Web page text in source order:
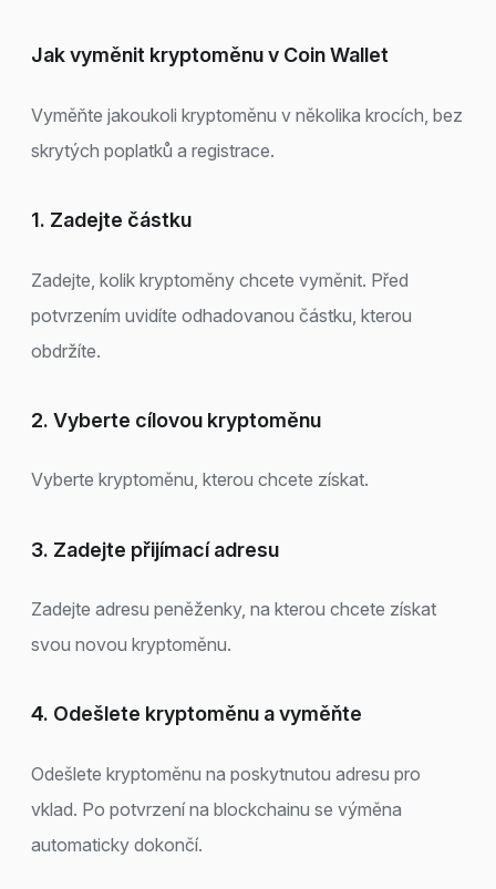
Jak vyměnit kryptoměnu v Coin Wallet
Vyměňte jakoukoli kryptoměnu v několika krocích, bez
skrytých poplatků a registrace.
1. Zadejte částku
Zadejte, kolik kryptoměny chcete vyměnit. Před
potvrzením uvidíte odhadovanou částku, kterou
obdržíte.
2. Vyberte cílovou kryptoměnu
Vyberte kryptoměnu, kterou chcete získat.
3. Zadejte přijímací adresu
Zadejte adresu peněženky, na kterou chcete získat
svou novou kryptoměnu.
4. Odešlete kryptoměnu a vyměňte
Odešlete kryptoměnu na poskytnutou adresu pro
vklad. Po potvrzení na blockchainu se výměna
automaticky dokončí.